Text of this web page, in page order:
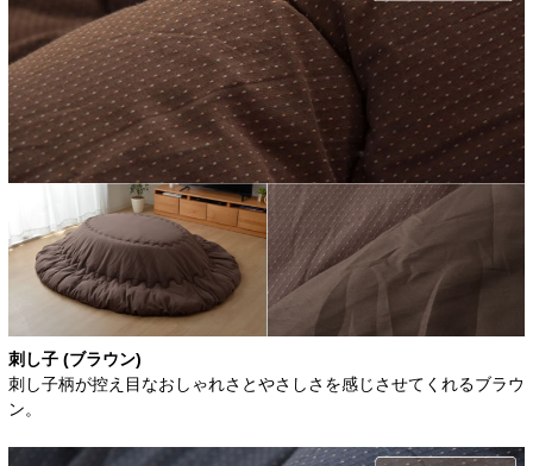
刺し子 (ブラウン)
刺し子柄が控え目なおしゃれさとやさしさを感じさせてくれるブラウ
ン。